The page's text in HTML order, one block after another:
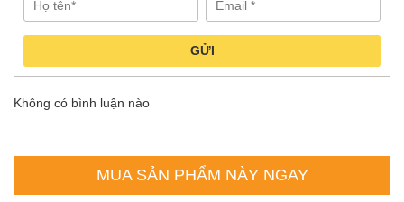
GỬI
Không có bình luận nào
MUA SẢN PHẨM NÀY NGAY